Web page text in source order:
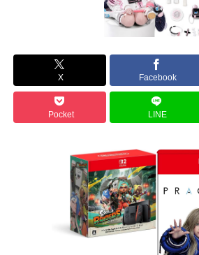
X Facebook
Pocket LINE